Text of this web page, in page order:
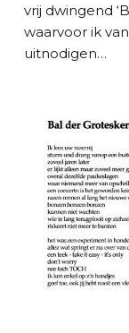
vrij dwingend
waarvoor ik
uitnodigen…